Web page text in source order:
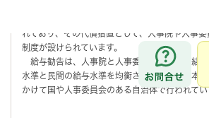
お問合せ
れており、その代償措置として、人事院や人事
制度が設けられています。
給与勧告は、人事院と人事委員会の調査の結果
水準と民間の給与水準を均衡させることを基本
かけて国や人事委員会のある自治体で行われてい